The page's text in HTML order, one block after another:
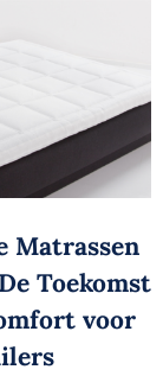
Matrassen
Toekomst
voor